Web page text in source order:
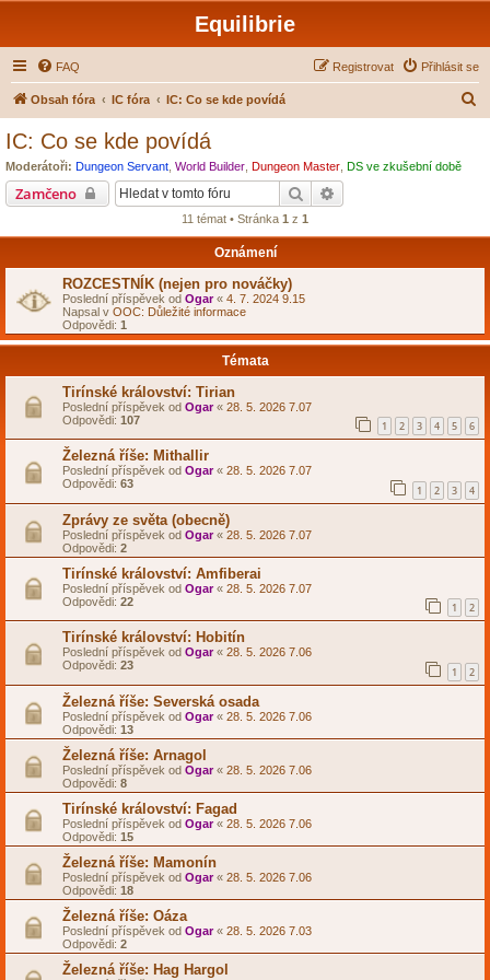
Equilibrie
FAQ Přihlásit se
Registrovat
Obsah fóra IC fóra IC: Co se kde povídá
IC: Co se kde povídá
Moderátoři: Dungeon Servant World Builder Dungeon Master DS ve zkušební době
Zamčeno Hledat
11 témat • Stránka 1 z 1
Oznámení
ROZCESTNÍK (nejen pro nováčky)
Poslední příspěvek od Ogar« 4. 7. 2024 9.15
Napsal v OOC: Důležité informace
Odpovědi: 1
Témata
Tirínské království: Tirian
Poslední příspěvek od Ogar« 28. 5. 2026 7.07
Odpovědi: 107 1 2 3 4 5 6
Železná říše: Mithallir
Poslední příspěvek od Ogar« 28. 5. 2026 7.07
Odpovědi: 63 1 2 3 4
Zprávy ze světa (obecně)
Poslední příspěvek od Ogar« 28. 5. 2026 7.07
Odpovědi: 2
Tirínské království: Amfiberai
Poslední příspěvek od Ogar« 28. 5. 2026 7.07
Odpovědi: 22 1 2
Tirínské království: Hobitín
Poslední příspěvek od Ogar« 28. 5. 2026 7.06
Odpovědi: 23 1 2
Železná říše: Severská osada
Poslední příspěvek od Ogar« 28. 5. 2026 7.06
Odpovědi: 13
Železná říše: Arnagol
Poslední příspěvek od Ogar« 28. 5. 2026 7.06
Odpovědi: 8
Tirínské království: Fagad
Poslední příspěvek od Ogar« 28. 5. 2026 7.06
Odpovědi: 15
Železná říše: Mamonín
Poslední příspěvek od Ogar« 28. 5. 2026 7.06
Odpovědi: 18
Železná říše: Oáza
Poslední příspěvek od Ogar« 28. 5. 2026 7.03
Odpovědi: 2
Železná říše: Hag Hargol